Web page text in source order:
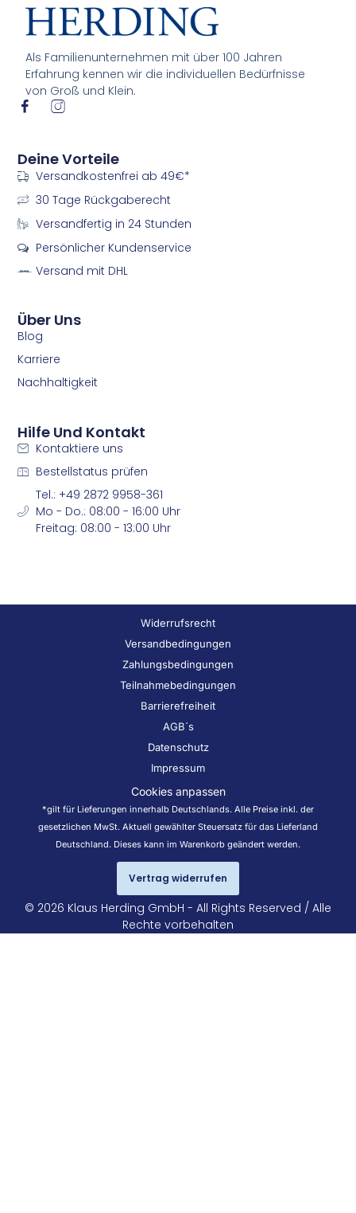
Als Familienunternehmen mit über 100 Jahren
Erfahrung kennen wir die individuellen Bedürfnisse
von Groß und Klein.
I
-
f
a
c
e
b
o
k
I
-
i
s
t
g
a
Über Uns
Blog
Karriere
Nachhaltigkeit
Deine Vorteile
Versandkostenfrei ab 49€*
30 Tage Rückgaberecht
Versandfertig in 24 Stunden
Persönlicher Kundenservice
Versand mit DHL
Hilfe Und Kontakt
Kontaktiere uns
Bestellstatus prüfen
Tel.: +49 2872 9958-361
Mo - Do.: 08:00 - 16:00 Uhr
Freitag: 08:00 - 13:00 Uhr
Widerrufsrecht
Versandbedingungen
Zahlungsbedingungen
Teilnahmebedingungen
Barrierefreiheit
AGB´s
Datenschutz
Impressum
Cookies anpassen
*gilt für Lieferungen innerhalb Deutschlands. Alle Preise inkl. der
gesetzlichen MwSt. Aktuell gewählter Steuersatz für das Lieferland
Deutschland. Dieses kann im Warenkorb geändert werden.
Vertrag widerrufen
© 2026 Klaus Herding GmbH - All Rights Reserved / Alle
Rechte vorbehalten